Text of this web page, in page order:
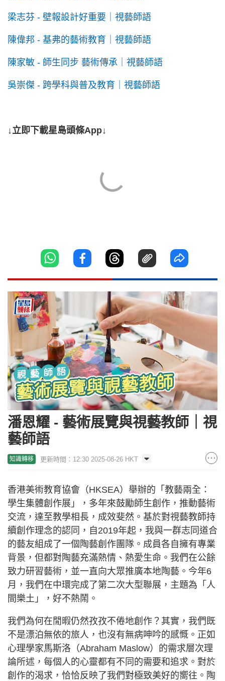
梁志芬 - 壁報設計好重要｜視藝師語
陳偉邦 - 基弗的藝術教育｜視藝師語
陳家敏 - 師生同步 藝術傳承｜視藝師語
吳崇傑 - 跨學科與普及教育｜視藝師語
↓立即下載星島頭條App↓
潘恩耀 - 藝術展覽與視藝教師｜視
藝師語
知識轉移 更新時間：12:30 2025-08-26 HKT
香港美術教育協會（HKSEA）舉辦的「教藝兩全：
學生集體創作展」，多年來鼓勵師生創作，推動藝術
交流，達至教學相長，成效斐然。基於對視藝教師持
續創作理念的認同，自2019年起，我與一群志同道合
的藝友組成了一個陶藝創作團隊。成員各自擁有專業
背景，但都對陶藝充滿熱情、熱愛生命。我們在公餘
致力研習藝術，並一直向大眾推廣本地陶藝。今年6
月，我們在中環完成了第二次大型聯展，主題為「人
間樂土」，好不熱鬧。
我們為何在閒暇仍然孜孜不倦地創作？其實，我們既
不是漂泊無依的旅人，也沒有無病呻吟的感慨。正如
心理學家馬斯洛（Abraham Maslow）的需求層次理
論所述，每個人的心靈都有不同的需要和追求。對於
創作的渴求，恰恰反映了我們對極致美好的嚮往。陶